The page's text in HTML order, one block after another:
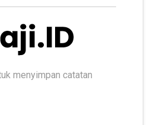
menyimpan catatan